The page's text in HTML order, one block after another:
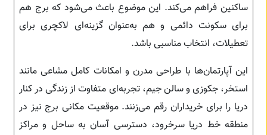
ساکنین فراهم می‌کند. این موضوع باعث می‌شود که برج هم
برای سکونت دائمی و هم به‌عنوان گزینه‌ای لاکچری برای
تعطیلات، انتخاب مناسبی باشد.
این آپارتمان‌ها با طراحی مدرن و امکانات کامل مشاعی مانند
استخر، جکوزی و سالن جیم، تجربه‌ای متفاوت از زندگی در کنار
دریا را برای خریداران رقم می‌زنند. موقعیت مکانی برج نیز در
منطقه خط دریا سرخرود، دسترسی آسان به ساحل و مراکز